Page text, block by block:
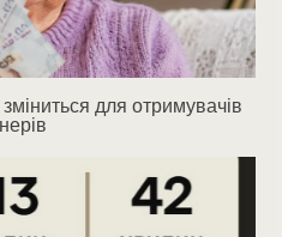
для отримувачів